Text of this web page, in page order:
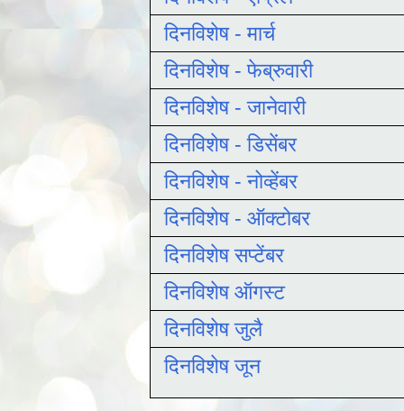
दिनविशेष - मार्च
दिनविशेष - फेब्रुवारी
दिनविशेष - जानेवारी
दिनविशेष - डिसेंबर
दिनविशेष - नोव्हेंबर
दिनविशेष - ऑक्टोबर
दिनविशेष सप्टेंबर
दिनविशेष ऑगस्ट
दिनविशेष जुलै
दिनविशेष जून